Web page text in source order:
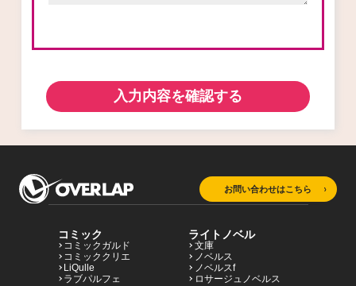
入力内容を確認する
お問い合わせはこちら
コミック
コミックガルド
コミッククリエ
LiQulle
ラブパルフェ
ライトノベル
文庫
ノベルス
ノベルスf
ロサージュノベルス